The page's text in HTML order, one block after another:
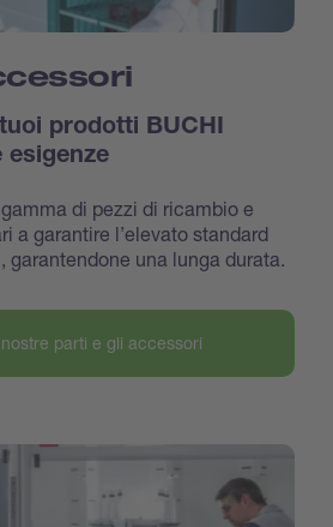
prodotti BUCHI
esigenze
di pezzi di ricambio e
a garantire l’elevato standard
garantendone una lunga durata.
parti e gli accessori